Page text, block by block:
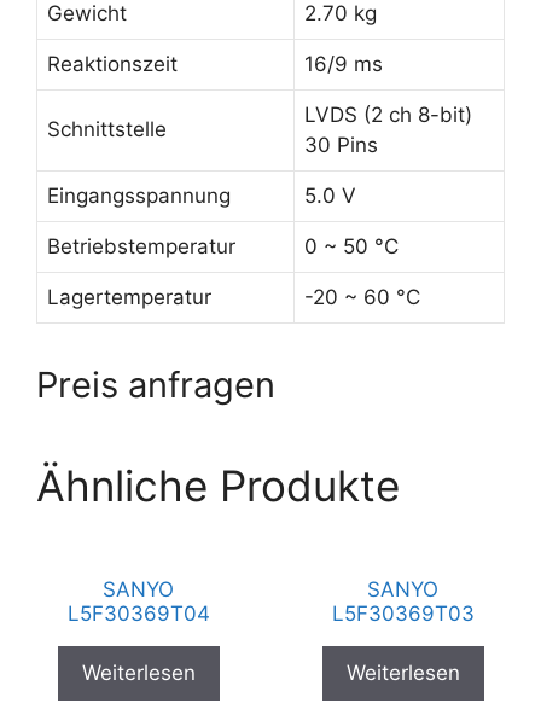
Gewicht 2.70 kg
Reaktionszeit 16/9 ms
Schnittstelle
LVDS (2 ch 8-bit)
30 Pins
Eingangsspannung 5.0 V
Betriebstemperatur 0 ~ 50 °C
Lagertemperatur -20 ~ 60 °C
Preis anfragen
Ähnliche Produkte
SANYO
L5F30369T04
Weiterlesen
SANYO
L5F30369T03
Weiterlesen